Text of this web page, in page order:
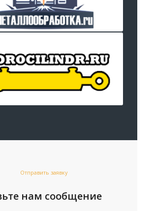
Отправить заявку
нам сообщение